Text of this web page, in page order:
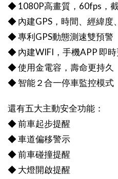
◆ 1080P高畫質，60fps，
◆ 內建GPS，時間、經緯度
◆ 專利GPS動態測速雙預警
◆ 內建WIFI，手機APP 即
◆ 使用金電容，壽命更持久
◆ 智能２合一停車監控模式
還有五大主動安全功能：
◆ 前車起步提醒
◆ 車道偏移警示
◆ 前車碰撞提醒
◆ 大燈開啟提醒